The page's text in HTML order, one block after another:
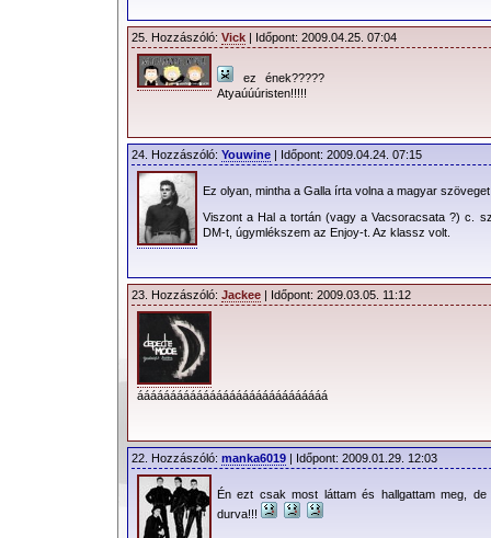
25. Hozzászóló: Vick | Időpont: 2009.04.25. 07:04
ez ének?????
Atyaúúúristen!!!!!
24. Hozzászóló: Youwine | Időpont: 2009.04.24. 07:15
Ez olyan, mintha a Galla írta volna a magyar
Viszont a Hal a tortán (vagy a Vacsoracsata ?) c.
DM-t, úgymlékszem az Enjoy-t. Az klassz volt.
23. Hozzászóló: Jackee | Időpont: 2009.03.05. 11:12
ááááááááááááááááááááááááááááá
22. Hozzászóló: manka6019 | Időpont: 2009.01.29. 12:03
Én ezt csak most láttam és hallgattam meg, de
durva!!!